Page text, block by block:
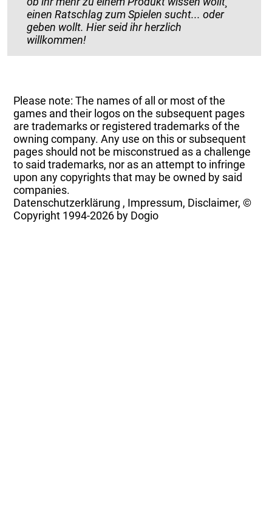
einen Ratschlag zum Spielen sucht... oder
geben wollt. Hier seid ihr herzlich
willkommen!
Please note: The names of all or most of the
games and their logos on the subsequent pages
are trademarks or registered trademarks of the
owning company. Any use on this or subsequent
pages should not be misconstrued as a challenge
to said trademarks, nor as an attempt to infringe
upon any copyrights that may be owned by said
companies.
Datenschutzerklärung , Impressum, Disclaimer, ©
Copyright 1994-2026 by Dogio